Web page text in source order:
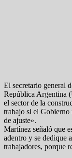
El secretario general
República Argentina
el sector de la
trabajo si el Gobierno
de ajuste».
Martínez señaló que
adentro y se dedique
trabajadores, porque